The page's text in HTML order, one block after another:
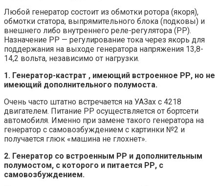
Любой генератор состоит из обмотки ротора (якоря),
обмотки статора, выпрямительного блока (подковы) и
внешнего либо внутреннего реле-регулятора (РР).
Назначение РР — регулирование тока через якорь для
поддержания на выходе генератора напряжения 13,8-
14,2 вольта, независимо от нагрузки.
1. Генератор-кастрат , имеющий встроенное РР, но не
имеющий дополнительного полумоста.
Очень часто штатно встречается на УАЗах с 4218
двигателем. Питание РР осуществляется от бортсети
автомобиля. Именно при замене такого генератора на
генератор с самовозбуждением с картинки №2 и
получается глюк «машина не глохнет».
2. Генератор со встроенным РР и дополнительным
полумостом, с которого и питается РР, с
самовозбуждением.